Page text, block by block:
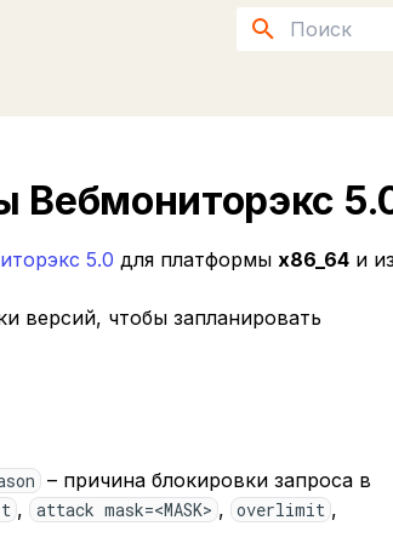
Вебмониторэкс
5.0 для платформы x86_64 и
версий, чтобы запланировать
– причина блокировки запроса в
, attack mask=<MASK> , overlimit ,